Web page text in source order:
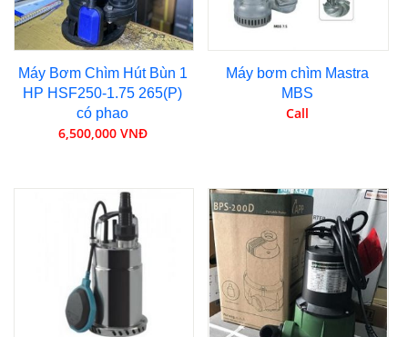
Máy Bơm Chìm Hút Bùn 1
HP HSF250-1.75 265(P)
có phao
6,500,000 VNĐ
Máy bơm chìm Mastra
MBS
Call